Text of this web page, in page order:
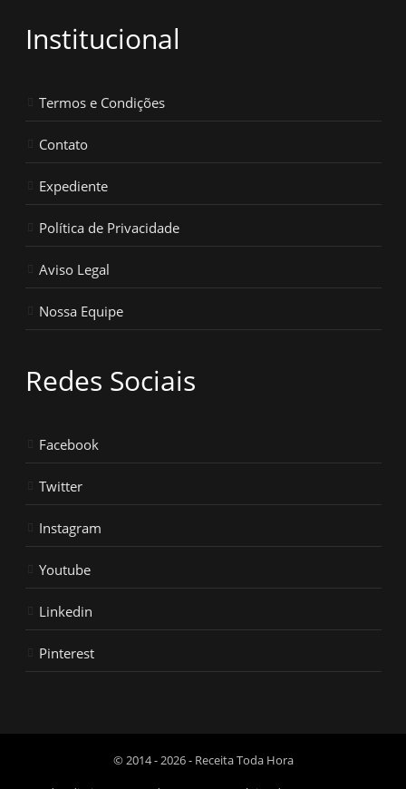
Institucional
Termos e Condições
Contato
Expediente
Política de Privacidade
Aviso Legal
Nossa Equipe
Redes Sociais
Facebook
Twitter
Instagram
Youtube
Linkedin
Pinterest
© 2014 - 2026 - Receita Toda Hora